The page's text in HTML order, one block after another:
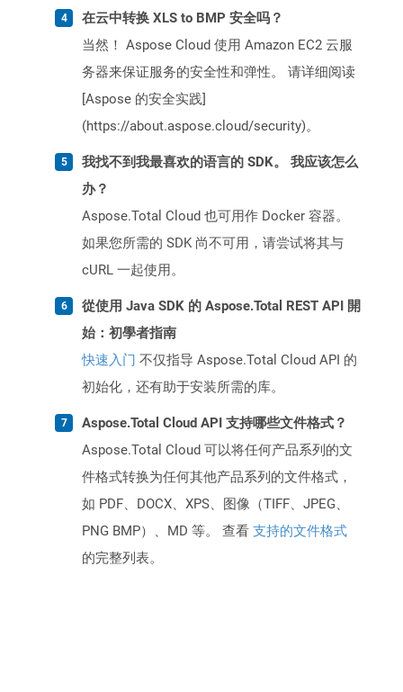
在云中转换 XLS to BMP 安全吗？
当然！ Aspose Cloud 使用 Amazon EC2 云服
务器来保证服务的安全性和弹性。 请详细阅读
[Aspose 的安全实践]
(https://about.aspose.cloud/security)。
我找不到我最喜欢的语言的 SDK。 我应该怎么
办？
Aspose.Total Cloud 也可用作 Docker 容器。
如果您所需的 SDK 尚不可用，请尝试将其与
cURL 一起使用。
從使用 Java SDK 的 Aspose.Total REST API 開
始：初學者指南
快速入门 不仅指导 Aspose.Total Cloud API 的
初始化，还有助于安装所需的库。
Aspose.Total Cloud API 支持哪些文件格式？
Aspose.Total Cloud 可以将任何产品系列的文
件格式转换为任何其他产品系列的文件格式，
如 PDF、DOCX、XPS、图像（TIFF、JPEG、
PNG BMP）、MD 等。 查看 支持的文件格式
的完整列表。